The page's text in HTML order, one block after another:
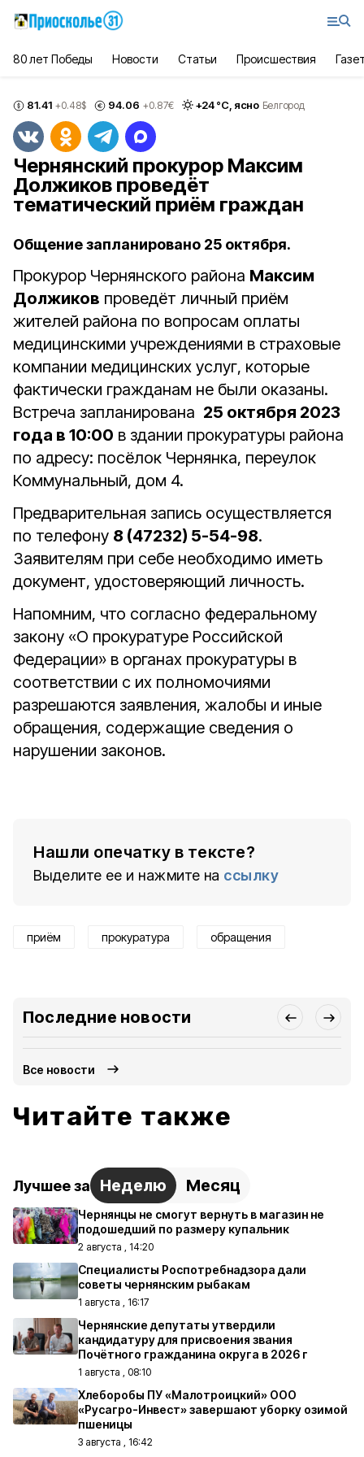
80 лет Победы Новости Статьи Происшествия
81.41 +0.48$ 94.06 +0.87€ +24°С, ясно Белгород
Чернянский прокурор Максим
Должиков проведёт
тематический приём граждан
Общение запланировано 25 октября.
Прокурор Чернянского района Максим
Должиков проведёт личный приём
жителей района по вопросам оплаты
медицинскими учреждениями в страховые
компании медицинских услуг, которые
фактически гражданам не были оказаны.
Встреча запланирована 25 октября 2023
года в 10:00 в здании прокуратуры района
по адресу: посёлок Чернянка, переулок
Коммунальный, дом 4.
Предварительная запись осуществляется
по телефону 8 (47232) 5-54-98.
Заявителям при себе необходимо иметь
документ, удостоверяющий личность.
Напомним, что согласно федеральному
закону «О прокуратуре Российской
Федерации» в органах прокуратуры в
соответствии с их полномочиями
разрешаются заявления, жалобы и иные
обращения, содержащие сведения о
нарушении законов.
Нашли опечатку в тексте?
Выделите ее и нажмите на ссылку
приём прокуратура обращения
Последние новости
Все новости
Читайте также
Лучшее за Неделю Месяц
Чернянцы не смогут вернуть в магазин не
подошедший по размеру купальник
2 августа , 14:20
Специалисты Роспотребнадзора дали
советы чернянским рыбакам
1 августа , 16:17
Чернянские депутаты утвердили
кандидатуру для присвоения звания
Почётного гражданина округа в 2026 г
1 августа , 08:10
Хлеборобы ПУ «Малотроицкий» ООО
«Русагро-Инвест» завершают уборку озимой
пшеницы
3 августа , 16:42